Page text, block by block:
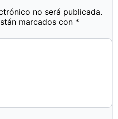
no será publicada.
marcados con *